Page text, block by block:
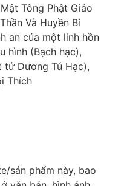
Tông Phật Giáo
Và Huyền Bí
an của một linh hồn
hình (Bạch hạc),
tử Dương Tú Hạc),
Thích
sản phẩm này, bao